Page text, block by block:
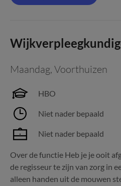
Maandag, Voorthuizen
HBO
Niet nader bepaald
Niet nader bepaald
Over de functie Heb je je ooit
de regisseur te zijn van zorg in
alleen handen uit de mouwen